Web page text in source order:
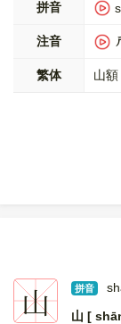
拼音
注音
繁体 山額
山 拼音
山 [